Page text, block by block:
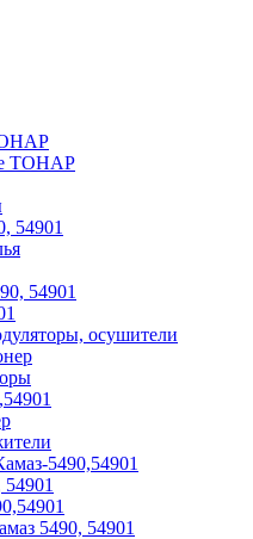
ТОНАР
54901
54901
осушители
5490,54901
5490, 54901